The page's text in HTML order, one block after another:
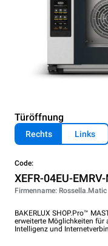
Türöffnung
Rechts Links
Code:
XEFR-04EU-
Firmenname: Rossella.Matic
BAKERLUX SHOP.Pro™
erweiterte Möglichkeiten
Intelligenz und